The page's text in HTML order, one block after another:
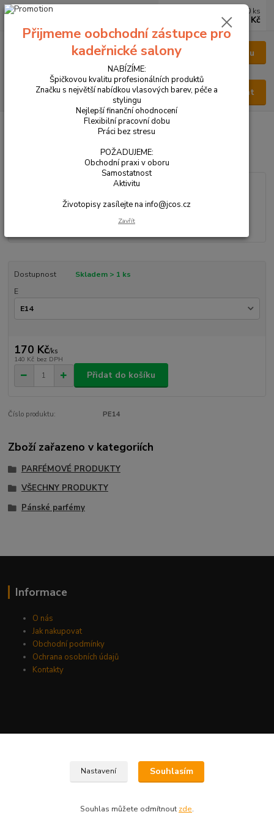
Menu
Hledat
0 ks
0 Kč
VŠECHNY PRODUKTY PARFÉM PÁNSKÝ 8ml
PARFÉM PÁNSKÝ 8ml
Dostupnost
Skladem > 1 ks
E
170 Kč/ks
140 Kč bez DPH
Přidat do košíku
Číslo produktu: PE14
Zboží zařazeno v kategoriích
PARFÉMOVÉ PRODUKTY
VŠECHNY PRODUKTY
Pánské parfémy
Informace
O nás
Jak nakupovat
Obchodní podmínky
Ochrana osobních údajů
Kontakty
Přijmeme oobchodní zástupce pro
kadeřnické salony
NABÍZÍME:
Špičkovou kvalitu profesionálních produktů
Značku s největší nabídkou vlasových barev, péče a
stylingu
Nejlepší finanční ohodnocení
Flexibilní pracovní dobu
Práci bez stresu
POŽADUJEME:
Obchodní praxi v oboru
Samostatnost
Aktivitu
Životopisy zasílejte na info@jcos.cz
Zavřít
Nastavení Souhlasím
Souhlas můžete odmítnout zde.